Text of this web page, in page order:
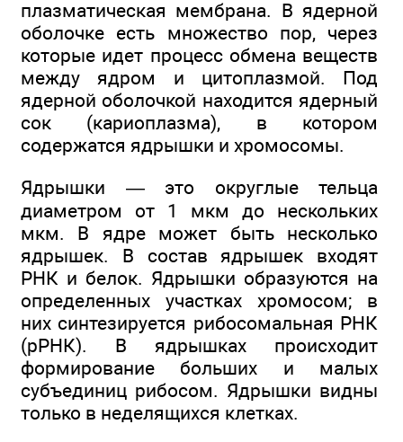
плазматическая мембрана. В ядерной
оболочке есть множество пор, через
которые идет процесс обмена веществ
между ядром и цитоплазмой. Под
ядерной оболочкой находится ядерный
сок (кариоплазма), в котором
содержатся ядрышки и хромосомы.
Ядрышки — это округлые тельца
диаметром от 1 мкм до нескольких
мкм. В ядре может быть несколько
ядрышек. В состав ядрышек входят
РНК и белок. Ядрышки образуются на
определенных участках хромосом; в
них синтезируется рибосомальная РНК
(рРНК). В ядрышках происходит
формирование больших и малых
субъединиц рибосом. Ядрышки видны
только в неделящихся клетках.